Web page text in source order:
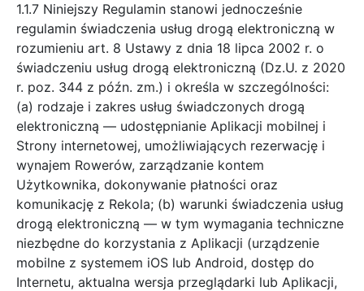
1.1.7 Niniejszy Regulamin stanowi jednocześnie
regulamin świadczenia usług drogą elektroniczną w
rozumieniu art. 8 Ustawy z dnia 18 lipca 2002 r. o
świadczeniu usług drogą elektroniczną (Dz.U. z 2020
r. poz. 344 z późn. zm.) i określa w szczególności:
(a) rodzaje i zakres usług świadczonych drogą
elektroniczną — udostępnianie Aplikacji mobilnej i
Strony internetowej, umożliwiających rezerwację i
wynajem Rowerów, zarządzanie kontem
Użytkownika, dokonywanie płatności oraz
komunikację z Rekola; (b) warunki świadczenia usług
drogą elektroniczną — w tym wymagania techniczne
niezbędne do korzystania z Aplikacji (urządzenie
mobilne z systemem iOS lub Android, dostęp do
Internetu, aktualna wersja przeglądarki lub Aplikacji,